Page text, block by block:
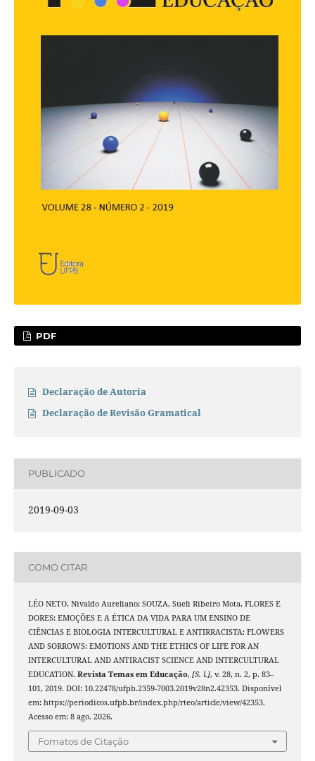
PDF
Declaração de Autoria
Declaração de Revisão Gramatical
PUBLICADO
2019-09-03
COMO CITAR
LÉO NETO, Nivaldo Aureliano; SOUZA, Sueli Ribeiro Mota. FLORES E
DORES: EMOÇÕES E A ÉTICA DA VIDA PARA UM ENSINO DE
CIÊNCIAS E BIOLOGIA INTERCULTURAL E ANTIRRACISTA: FLOWERS
AND SORROWS: EMOTIONS AND THE ETHICS OF LIFE FOR AN
INTERCULTURAL AND ANTIRACIST SCIENCE AND INTERCULTURAL
EDUCATION. Revista Temas em Educação, [S. l.], v. 28, n. 2, p. 83–
101, 2019. DOI: 10.22478/ufpb.2359-7003.2019v28n2.42353. Disponível
em: https://periodicos.ufpb.br/index.php/rteo/article/view/42353.
Acesso em: 8 ago. 2026.
Fomatos de Citação